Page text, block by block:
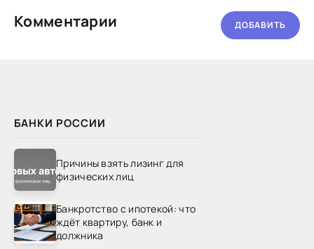
БАНКИ РОССИИ
Причины взять лизинг для
физических лиц
Банкротство с ипотекой: что
ждёт квартиру, банк и
должника
Комментарии ДОБАВИТЬ